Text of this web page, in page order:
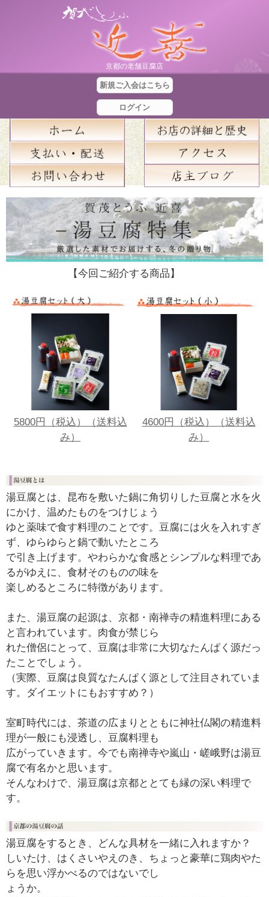
京都の老舗豆腐店
新規ご入会はこちら
ログイン
【今回ご紹介する商品】
5800円（税込）（送料込
み）
4600円（税込）（送料込
み）
湯豆腐とは、昆布を敷いた鍋に角切りした豆腐と水を火
にかけ、温めたものをつけじょう
ゆと薬味で食す料理のことです。豆腐には火を入れすぎ
ず、ゆらゆらと鍋で動いたところ
で引き上げます。やわらかな食感とシンプルな料理であ
るがゆえに、食材そのものの味を
楽しめるところに特徴があります。
また、湯豆腐の起源は、京都・南禅寺の精進料理にある
と言われています。肉食が禁じら
れた僧侶にとって、豆腐は非常に大切なたんぱく源だっ
たことでしょう。
（実際、豆腐は良質なたんぱく源として注目されていま
す。ダイエットにもおすすめ？）
室町時代には、茶道の広まりとともに神社仏閣の精進料
理が一般にも浸透し、豆腐料理も
広がっていきます。今でも南禅寺や嵐山・嵯峨野は湯豆
腐で有名かと思います。
そんなわけで、湯豆腐は京都ととても縁の深い料理で
す。
湯豆腐をするとき、どんな具材を一緒に入れますか？
しいたけ、はくさいやえのき、ちょっと豪華に鶏肉やた
らを思い浮かべるのではないでし
ょうか。
合
計
金
額
：
現